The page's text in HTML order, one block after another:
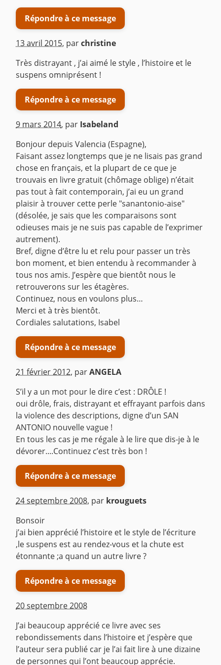
Répondre à ce message
13 avril 2015, parchristine
Très distrayant , j’ai aimé le style , l’histoire et le
suspens omniprésent !
Répondre à ce message
9 mars 2014, par Isabeland
Bonjour depuis Valencia (Espagne),
Faisant assez longtemps que je ne lisais pas grand
chose en français, et la plupart de ce que je
trouvais en livre gratuit (chômage oblige) n’était
pas tout à fait contemporain, j’ai eu un grand
plaisir à trouver cette perle "sanantonio-aise"
(désolée, je sais que les comparaisons sont
odieuses mais je ne suis pas capable de l’exprimer
autrement).
Bref, digne d’être lu et relu pour passer un très
bon moment, et bien entendu à recommander à
tous nos amis. J’espère que bientôt nous le
retrouverons sur les étagères.
Continuez, nous en voulons plus…
Merci et à très bientôt.
Cordiales salutations, Isabel
Répondre à ce message
21 février 2012, parANGELA
S’il y a un mot pour le dire c’est : DRÔLE !
oui drôle, frais, distrayant et effrayant parfois dans
la violence des descriptions, digne d’un SAN
ANTONIO nouvelle vague !
En tous les cas je me régale à le lire que dis-je à le
dévorer....Continuez c’est très bon !
Répondre à ce message
24 septembre 2008, par krouguets
Bonsoir
j’ai bien apprécié l’histoire et le style de l’écriture
,le suspens est au rendez-vous et la chute est
étonnante ;a quand un autre livre ?
Répondre à ce message
20 septembre 2008
J’ai beaucoup apprécié ce livre avec ses
rebondissements dans l’histoire et j’espère que
l’auteur sera publié car je l’ai fait lire à une dizaine
de personnes qui l’ont beaucoup apprécie.